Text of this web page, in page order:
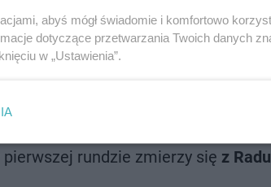
rundzie zmierzy sięz Sofią
z Beatriz Haddad Maią
pierwszej rundzie zmierzy się z
abyś mógł świadomie i komfortowo
dotyczące przetwarzania Twoich danych
w „Ustawienia”.